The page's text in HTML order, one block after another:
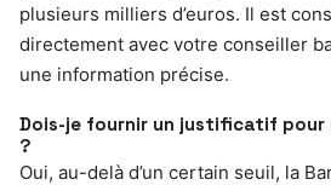
plusieurs milliers d’euros. Il est
directement avec votre conseiller
une information précise.
Dois-je fournir un justificatif
?
Oui, au-delà d’un certain seuil, la